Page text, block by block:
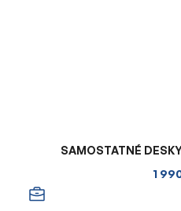
SAMOSTATNÉ
1